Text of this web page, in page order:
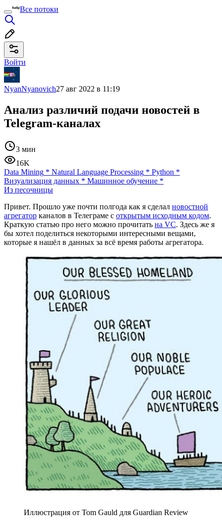
Все потоки
Войти
NyanNyanovich27 авг 2022 в 11:19
Анализ различий подачи новостей в
Telegram-каналах
3 мин
16K
Data Mining * Natural Language Processing * Python *
Визуализация данных * Машинное обучение *
Из песочницы
Привет. Прошло уже почти полгода как я сделал новостной
агрегатор каналов в Телеграме с открытым исходным кодом.
Краткую статью про него можно прочитать на VC. Здесь же я
бы хотел поделиться некоторыми интересными вещами,
которые я нашёл в данных за всё время работы агрегатора.
Иллюстрация от Tom Gauld для Guardian Review